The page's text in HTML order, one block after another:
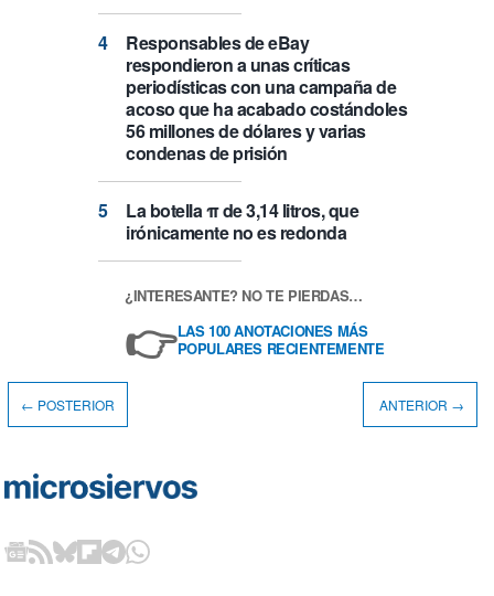
Responsables de eBay
respondieron a unas críticas
periodísticas con una campaña de
acoso que ha acabado costándoles
56 millones de dólares y varias
condenas de prisión
La botella π de 3,14 litros, que
irónicamente no es redonda
¿INTERESANTE? NO TE PIERDAS…
👉LAS 100 ANOTACIONES MÁS
POPULARES RECIENTEMENTE
← POSTERIOR ANTERIOR →